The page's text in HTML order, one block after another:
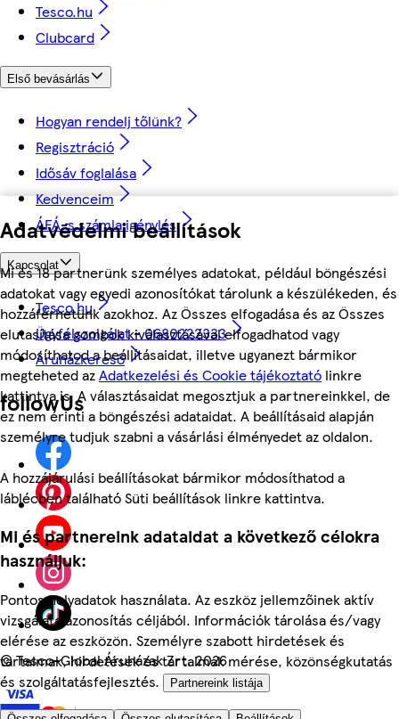
Adatvédelmi beállítások
Mi és 18 partnerünk személyes adatokat, például böngészési
adatokat vagy egyedi azonosítókat tárolunk a készülékeden, és
hozzáférhetünk azokhoz. Az Összes elfogadása és az Összes
elutasítása gombok kiválasztásával elfogadhatod vagy
módosíthatod a beállításaidat, illetve ugyanezt bármikor
megteheted azAdatkezelési és Cookie tájékoztató linkre
kattintva is. A választásaidat megosztjuk a partnereinkkel, de
ez nem érinti a böngészési adataidat. A beállításaid alapján
személyre tudjuk szabni a vásárlási élményedet az oldalon.
A hozzájárulási beállításokat bármikor módosíthatod a
láblécben található Süti beállítások linkre kattintva.
Mi és partnereink adataidat a következő célokra
használjuk:
Pontos helyadatok használata. Az eszköz jellemzőinek aktív
vizsgálata azonosítás céljából. Információk tárolása és/vagy
elérése az eszközön. Személyre szabott hirdetések és
tartalmak, hirdetések és tartalmak mérése, közönségkutatás
és szolgáltatásfejlesztés.
Partnereink listája
Tesco.hu
Clubcard
Első bevásárlás
Hogyan rendelj tőlünk?
Regisztráció
Idősáv foglalása
Kedvenceim
ÁFÁ-s számla igénylés
Kapcsolat
Tesco.hu
Ügyfélszolgálat - 0680222333
Áruházkereső
followUs
©Tesco-Global Áruházak Zrt. 2026